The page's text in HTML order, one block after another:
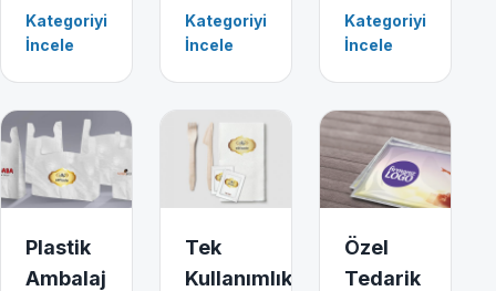
Kategoriyi
İncele
Kategoriyi
İncele
Kategoriyi
İncele
Plastik
Ambalaj
Tek
Kullanımlık
Özel
Tedarik